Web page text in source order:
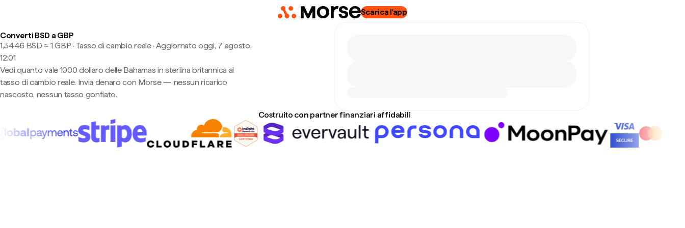
Scarica l'app
Converti BSD a GBP
1,3446 BSD ≈ 1 GBP · Tasso di cambio reale· Aggiornato oggi, 7 agosto,
12:01
Vedi quanto vale 1000 dollaro delle Bahamas in sterlina britannica al
tasso di cambio reale. Invia denaro con Morse — nessun ricarico
nascosto, nessun tasso gonfiato.
Costruito con partner finanziari affidabili